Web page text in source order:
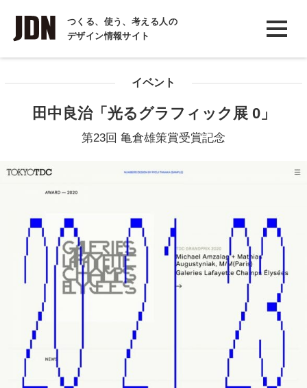
つくる、使う、考える人の
デザイン情報サイト
INTERVIEW
インタビュー
COLUMN
イベント
田中良治「光るグラフィック展 0」
第23回 亀倉雄策賞受賞記念